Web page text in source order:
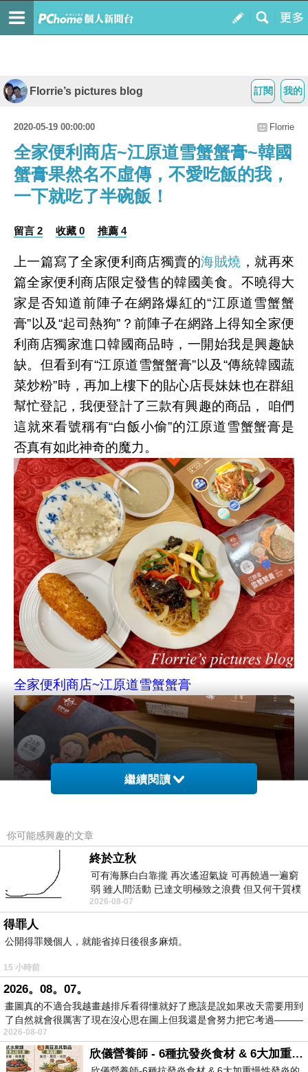
我的
訂閱
Florrie’s pictures blog
2020-05-19 00:00:00 Florrie
全家便利商店~江原道雪蟹蟹膏~韓國
蟹膏果然名不虛傳，不愛吃飯的我，
一下就吃了半碗飯！
留言 2 收藏 0 推薦 4
上一篇寫了全家便利商店獨賣的海賊燒 ，就再來
篇全家便利商店限定發售的韓國美食。不曉得大
家是否知道前陣子在網路爆紅的“江原道雪蟹蟹
膏”以及“起司熱狗”？前陣子在網路上得知全家便
利商店獨家進口韓國商品時，一開始我是興趣缺
缺。但看到有“江原道雪蟹蟹膏”以及“傳統韓國蔬
菜炒粉”時，再加上樓下的貼心店長妹妹也在群組
幫忙登記，我便登計了三款有興趣的商品， 咱們
這就來看號稱有“白飯小偷”的江原道雪蟹蟹膏是
否真有如此神奇的魔力。
全家便利商店~江原道雪蟹蟹膏
全家便利商店~江原道雪蟹蟹膏
加入便利商店群組的另一好處，就是有時商店若
出新商品或是集點活動，群組就會發起登計的活
動。所以像我家樓下的店長妹妹就十分貼心幫大
家登計商品，因為我腸胃不好的關係，所以辣炒
年糕也就沒有登計了。
繼續閱讀
你可能感興趣的文章
終於立秋
可有海豚白白靠攏 再次遙迢氣旋 可再饒過一遍窮
弱 雖人間活動 已達文明極致之浪費 但又何干質樸
者 只能白白陪葬
2026-08-07
得罪人
公開得罪幾個人，就能省掉日後很多麻煩。
15 小時前
2026。08。07。
畫圖真的不適合我越畫越排斥看得懂就好了應該是說如果改天需要用到
了自然就會很厲害了現在沒心思在圖上但我還是會努力把它考過———
2026-08-07
欣儀營養師 - 6種抗發炎食材 & 6大加重慢性發炎的飲食習慣